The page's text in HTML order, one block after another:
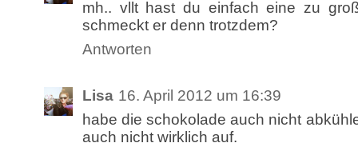
mh.. vllt hast du einfach eine zu
schmeckt er denn trotzdem?
Antworten
Lisa 16. April 2012 um 16:39
habe die schokolade auch nicht
auch nicht wirklich auf.